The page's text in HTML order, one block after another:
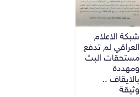
شبكة الاعلام
العراقي لم تدفع
مستحقات البث
ومهددة
بالايقاف ..
وثيقة